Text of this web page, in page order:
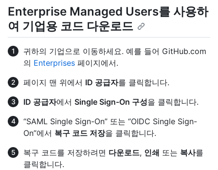
Enterprise Managed Users를 사용하
여 기업용 코드 다운로드
귀하의 기업으로 이동하세요. 예를 들어 GitHub.com
의 Enterprises 페이지에서.
페이지 맨 위에서 ID 공급자를 클릭합니다.
ID 공급자에서 Single Sign-On 구성을 클릭합니다.
“SAML Single Sign-On” 또는 “OIDC Single Sign-
On”에서 복구 코드 저장을 클릭합니다.
복구 코드를 저장하려면 다운로드, 인쇄 또는 복사를
클릭합니다.